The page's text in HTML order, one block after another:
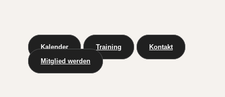
Kalender Training
Kontakt
Mitglied werden